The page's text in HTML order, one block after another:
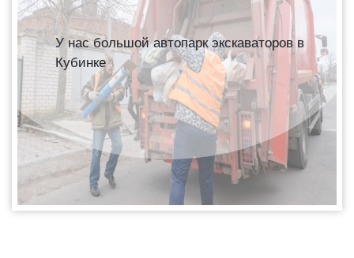
У нас большой автопарк экскаваторов в
Кубинке